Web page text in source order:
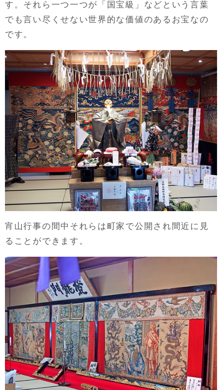
す。それら一つ一つが「国宝級」などという言葉
でも言い尽くせない世界的な価値のあるお宝なの
です。
宵山行事の間中それらは町家で公開され間近に見
ることができます。